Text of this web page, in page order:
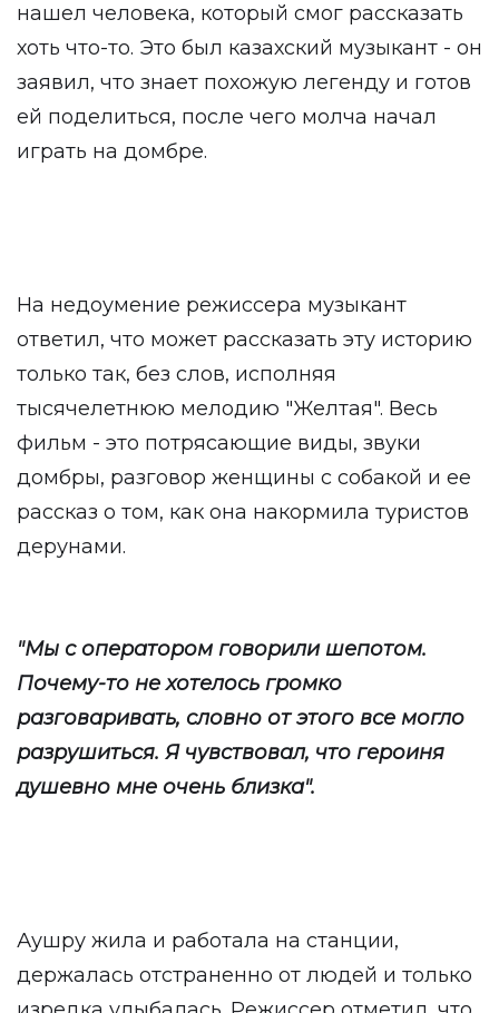
нашел человека, который смог рассказать
хоть что-то. Это был казахский музыкант - он
заявил, что знает похожую легенду и готов
ей поделиться, после чего молча начал
играть на домбре.
На недоумение режиссера музыкант
ответил, что может рассказать эту историю
только так, без слов, исполняя
тысячелетнюю мелодию "Желтая". Весь
фильм - это потрясающие виды, звуки
домбры, разговор женщины с собакой и ее
рассказ о том, как она накормила туристов
дерунами.
"Мы с оператором говорили шепотом.
Почему-то не хотелось громко
разговаривать, словно от этого все могло
разрушиться. Я чувствовал, что героиня
душевно мне очень близка".
Аушру жила и работала на станции,
держалась отстраненно от людей и только